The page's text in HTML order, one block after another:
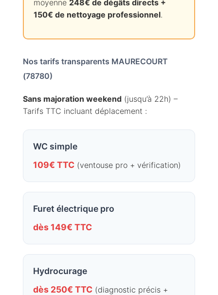
moyenne 248€ de dégâts directs +
150€ de nettoyage professionnel.
Nos tarifs transparents MAURECOURT
(78780)
Sans majoration weekend (jusqu’à 22h) –
Tarifs TTC incluant déplacement :
WC simple
109€ TTC (ventouse pro + vérification)
Furet électrique pro
dès 149€ TTC
Hydrocurage
dès 250€ TTC (diagnostic précis +